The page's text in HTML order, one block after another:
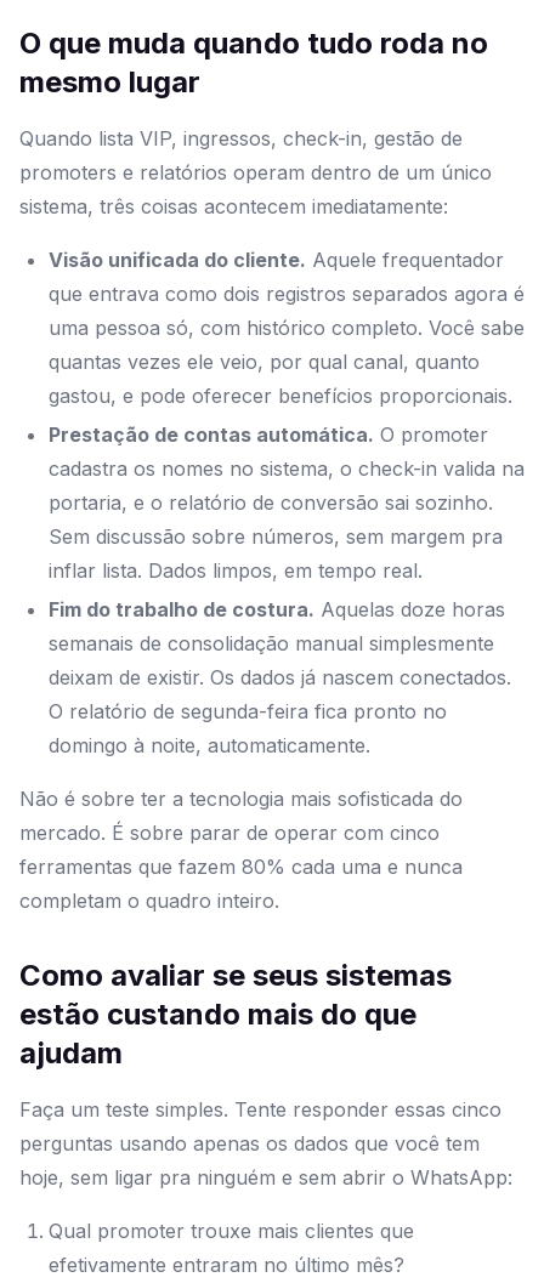
O que muda quando tudo roda no
mesmo lugar
Quando lista VIP, ingressos, check-in, gestão de
promoters e relatórios operam dentro de um único
sistema, três coisas acontecem imediatamente:
Visão unificada do cliente. Aquele frequentador
que entrava como dois registros separados agora é
uma pessoa só, com histórico completo. Você sabe
quantas vezes ele veio, por qual canal, quanto
gastou, e pode oferecer benefícios proporcionais.
Prestação de contas automática. O promoter
cadastra os nomes no sistema, o check-in valida na
portaria, e o relatório de conversão sai sozinho.
Sem discussão sobre números, sem margem pra
inflar lista. Dados limpos, em tempo real.
Fim do trabalho de costura. Aquelas doze horas
semanais de consolidação manual simplesmente
deixam de existir. Os dados já nascem conectados.
O relatório de segunda-feira fica pronto no
domingo à noite, automaticamente.
Não é sobre ter a tecnologia mais sofisticada do
mercado. É sobre parar de operar com cinco
ferramentas que fazem 80% cada uma e nunca
completam o quadro inteiro.
Como avaliar se seus sistemas
estão custando mais do que
ajudam
Faça um teste simples. Tente responder essas cinco
perguntas usando apenas os dados que você tem
hoje, sem ligar pra ninguém e sem abrir o WhatsApp:
Qual promoter trouxe mais clientes que
efetivamente entraram no último mês?